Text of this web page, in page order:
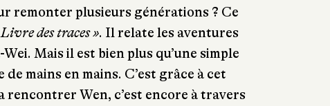
remonter plusieurs générations ? Ce
des traces ». Il relate les aventures
Mais il est bien plus qu’une simple
de mains en mains. C’est grâce à cet
rencontrer Wen, c’est encore à travers